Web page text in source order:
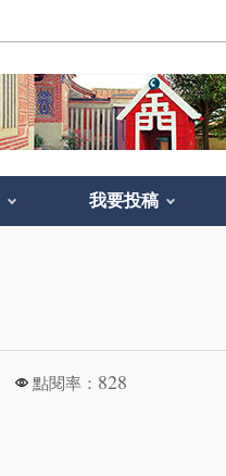
我要投稿
點閱率： 828